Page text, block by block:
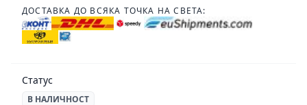
ДОСТАВКА ДО ВСЯКА ТОЧКА НА СВЕТА:
Статус
В НАЛИЧНОСТ